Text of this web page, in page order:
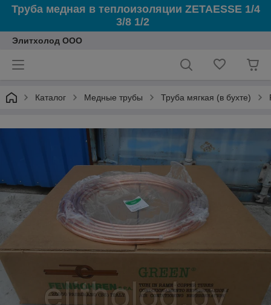
Труба медная в теплоизоляции ZETAESSE 1/4
3/8 1/2
Элитхолод ООО
Каталог Медные трубы Труба мягкая (в бухте)